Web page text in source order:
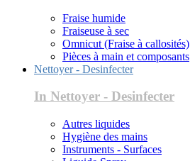
Fraise humide
Fraiseuse à sec
Omnicut (Fraise à callosités)
Pièces à main et composants
Nettoyer - Desinfecter
In Nettoyer - Desinfecter
Autres liquides
Hygiène des mains
Instruments - Surfaces